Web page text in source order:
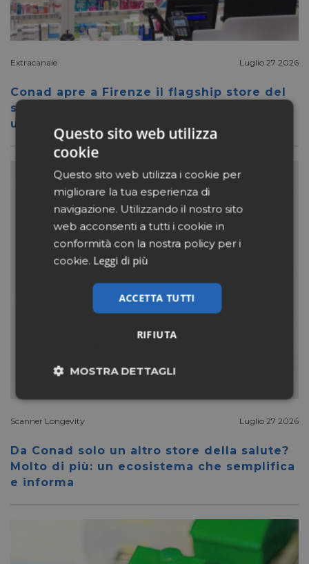
Extracanale Luglio 27 2026
Conad apre a Firenze il flagship store del
suo nuovo format Benessity: sei negozi in
uno, parafarmacia compresa
Scanner Longevity Luglio 27 2026
Da Conad solo un altro store della salute?
Molto di più: un ecosistema che semplifica
e informa
Questo sito web utilizza
cookie
Questo sito web utilizza i cookie per
migliorare la tua esperienza di
navigazione. Utilizzando il nostro sito
web acconsenti a tutti i cookie in
conformità con la nostra policy per i
cookie. Leggi di più
ACCETTA TUTTI
RIFIUTA
MOSTRA DETTAGLI
Necessari Marketing
Non classificati
Marketing Non classificati